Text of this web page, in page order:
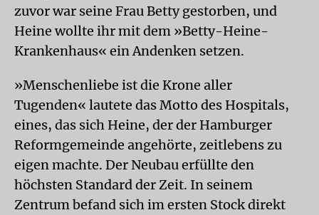
zuvor war seine Frau Betty gestorben, und
Heine wollte ihr mit dem »Betty-Heine-
Krankenhaus« ein Andenken setzen.
»Menschenliebe ist die Krone aller
Tugenden« lautete das Motto des Hospitals,
eines, das sich Heine, der der Hamburger
Reformgemeinde angehörte, zeitlebens zu
eigen machte. Der Neubau erfüllte den
höchsten Standard der Zeit. In seinem
Zentrum befand sich im ersten Stock direkt